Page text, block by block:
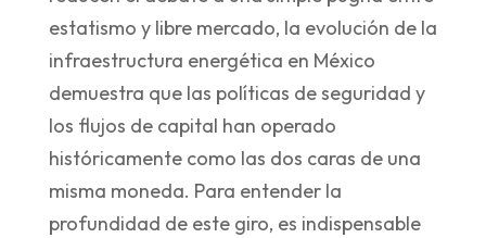
estatismo y libre mercado, la evolución de la
infraestructura energética en México
demuestra que las políticas de seguridad y
los flujos de capital han operado
históricamente como las dos caras de una
misma moneda. Para entender la
profundidad de este giro, es indispensable